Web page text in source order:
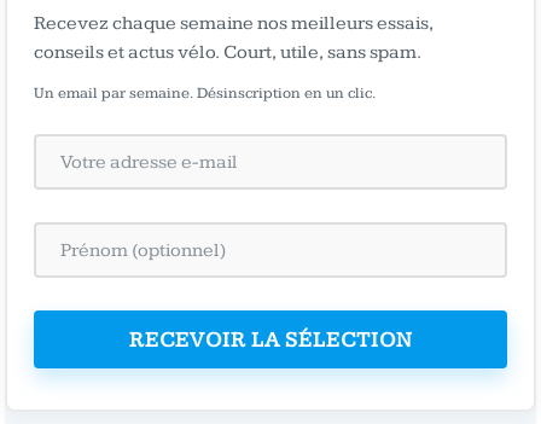
Recevez chaque semaine nos meilleurs essais,
conseils et actus vélo. Court, utile, sans spam.
Un email par semaine. Désinscription en un clic.
RECEVOIR LA SÉLECTION